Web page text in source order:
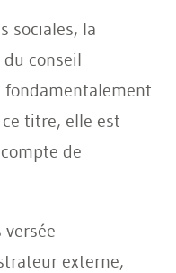
sociales, la
conseil
fondamentalement
titre, elle est
de
versée
externe,